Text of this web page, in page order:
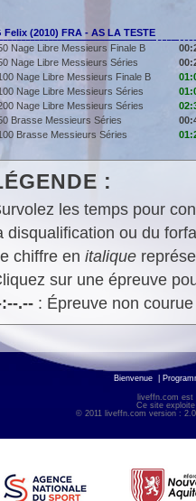
Felix (2010) FRA - AS LA TESTE
Nage Libre Messieurs Finale B
Nage Libre Messieurs Séries
Nage Libre Messieurs Finale B
Nage Libre Messieurs Séries
Nage Libre Messieurs Séries
Brasse Messieurs Séries
Brasse Messieurs Séries
:
les temps pour
disqualification ou du
chiffre en italique
sur une épreuve
.--: Épreuve non
Bienvenue
liveffn.com est
Ce site
© 2011 liveffn.com version :